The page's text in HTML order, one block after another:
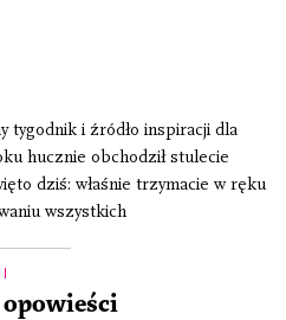
tygodnik i źródło inspiracji dla
hucznie obchodził stulecie
dziś: właśnie trzymacie w ręku
wszystkich
opowieści